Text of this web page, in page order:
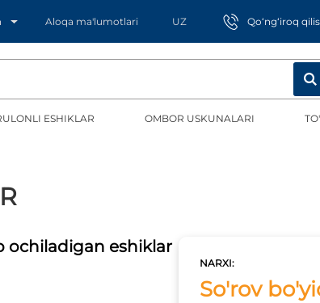
Aloqa ma'lumotlari UZ Qo‘ng‘iroq
ESHIKLAR OMBOR USKUNALARI
ochiladigan eshiklar
NARXI:
So'rov